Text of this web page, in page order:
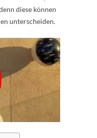
diese können
unterscheiden.